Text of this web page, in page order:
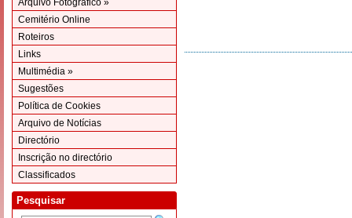
Arquivo Fotográfico »
Cemitério Online
Roteiros
Links
Multimédia »
Sugestões
Política de Cookies
Arquivo de Notícias
Directório
Inscrição no directório
Classificados
Pesquisar